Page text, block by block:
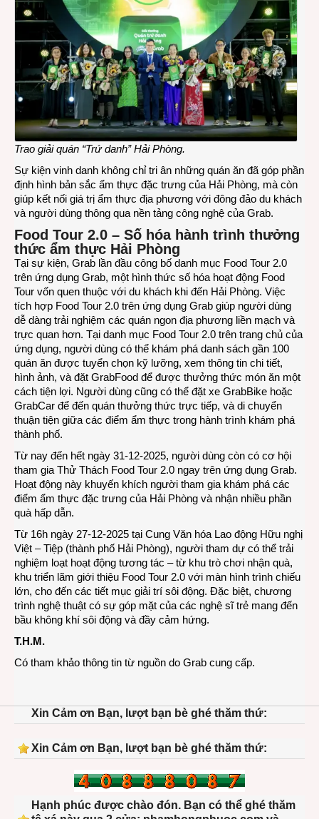
Trao giải quán “Trứ danh” Hải Phòng.
Sự kiện vinh danh không chỉ tri ân những quán ăn đã góp phần
định hình bản sắc ẩm thực đặc trưng của Hải Phòng, mà còn
giúp kết nối giá trị ẩm thực địa phương với đông đảo du khách
và người dùng thông qua nền tảng công nghệ của Grab.
Food Tour 2.0 – Số hóa hành trình thưởng
thức ẩm thực Hải Phòng
Tại sự kiện, Grab lần đầu công bố danh mục Food Tour 2.0
trên ứng dụng Grab, một hình thức số hóa hoạt động Food
Tour vốn quen thuộc với du khách khi đến Hải Phòng. Việc
tích hợp Food Tour 2.0 trên ứng dụng Grab giúp người dùng
dễ dàng trải nghiệm các quán ngon địa phương liền mạch và
trực quan hơn. Tại danh mục Food Tour 2.0 trên trang chủ của
ứng dụng, người dùng có thể khám phá danh sách gần 100
quán ăn được tuyển chọn kỹ lưỡng, xem thông tin chi tiết,
hình ảnh, và đặt GrabFood để được thưởng thức món ăn một
cách tiện lợi. Người dùng cũng có thể đặt xe GrabBike hoặc
GrabCar để đến quán thưởng thức trực tiếp, và di chuyển
thuận tiện giữa các điểm ẩm thực trong hành trình khám phá
thành phố.
Từ nay đến hết ngày 31-12-2025, người dùng còn có cơ hội
tham gia Thử Thách Food Tour 2.0 ngay trên ứng dụng Grab.
Hoạt động này khuyến khích người tham gia khám phá các
điểm ẩm thực đặc trưng của Hải Phòng và nhận nhiều phần
quà hấp dẫn.
Từ 16h ngày 27-12-2025 tại Cung Văn hóa Lao động Hữu nghị
Việt – Tiệp (thành phố Hải Phòng), người tham dự có thể trải
nghiệm loạt hoạt động tương tác – từ khu trò chơi nhận quà,
khu triển lãm giới thiệu Food Tour 2.0 với màn hình trình chiếu
lớn, cho đến các tiết mục giải trí sôi động. Đặc biệt, chương
trình nghệ thuật có sự góp mặt của các nghệ sĩ trẻ mang đến
bầu không khí sôi động và đầy cảm hứng.
T.H.M.
Có tham khảo thông tin từ nguồn do Grab cung cấp.
Xin Cảm ơn Bạn, lượt bạn bè ghé thăm thứ:
Xin Cảm ơn Bạn, lượt bạn bè ghé thăm thứ:
Hạnh phúc được chào đón. Bạn có thể ghé thăm